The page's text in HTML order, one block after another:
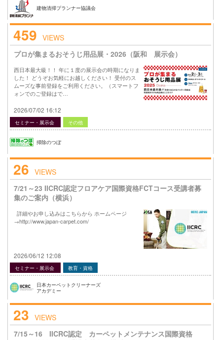
建物清掃プランナー協議会
459 VIEWS
プロが集まるおそうじ用品展・2026（阪和 展示会）
西日本最大級！！ 年に１度の展示会の時期になりま
した！ どうぞお気軽にお越しください！ 受付のス
ムーズな事前登録をご利用ください。（スマートフ
ォンでのご登録はで…
2026/07/02 16:12
セミナー・展示会 その他
掃除のつぼ
26 VIEWS
7/21～23 IICRC認定フロアケア国際資格FCTコース受講者募
集のご案内（横浜）
詳細やお申し込みはこちらから ホームページ
→http://www.japan-carpet.com/
2026/06/12 12:08
セミナー・展示会 教育・資格
日本カーペットクリーナーズ
アカデミー
23 VIEWS
7/15～16 IICRC認定 カーペットメンテナンス国際資格